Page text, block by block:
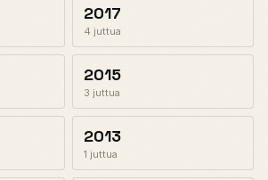
2017
4 juttua
2015
3 juttua
2013
1 juttua